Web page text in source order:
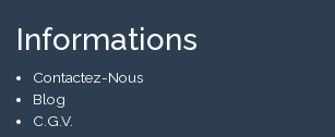
Informations
Contactez-Nous
Blog
C.G.V.